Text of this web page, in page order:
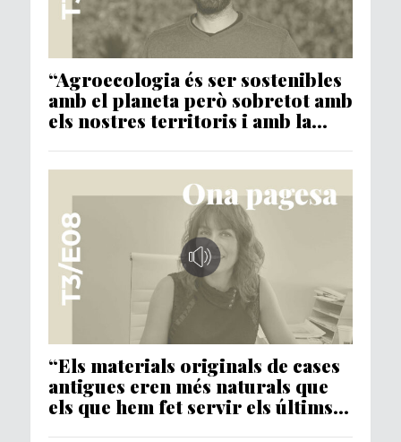
“Agroecologia és ser sostenibles
amb el planeta però sobretot amb
els nostres territoris i amb la
“Els materials originals de cases
antigues eren més naturals que
els que hem fet servir els últims